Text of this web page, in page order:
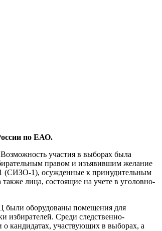
по ЕАО.
участия в выборах была
правом и изъявившим желание
1 (СИЗО-1), осужденные к принудительным
лица, состоящие на учете в уголовно-
были оборудованы помещения для
избирателей. Среди следственно-
кандидатах, участвующих в выборах, а